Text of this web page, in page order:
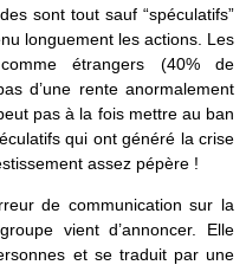
sont tout sauf “spéculatifs”
longuement les actions. Les
étrangers (40% de
d’une rente anormalement
pas à la fois mettre au ban
qui ont généré la crise
assez pépère !
de communication sur la
vient d’annoncer. Elle
et se traduit par une